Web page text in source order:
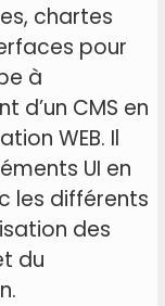
chartes
pour
à
d’un CMS en
WEB. Il
UI en
les différents
des
du